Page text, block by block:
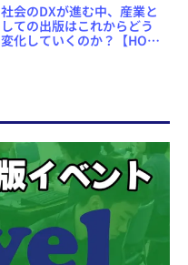
社会のDXが進む中、産業と
しての出版はこれからどう
変化していくのか？【HON-